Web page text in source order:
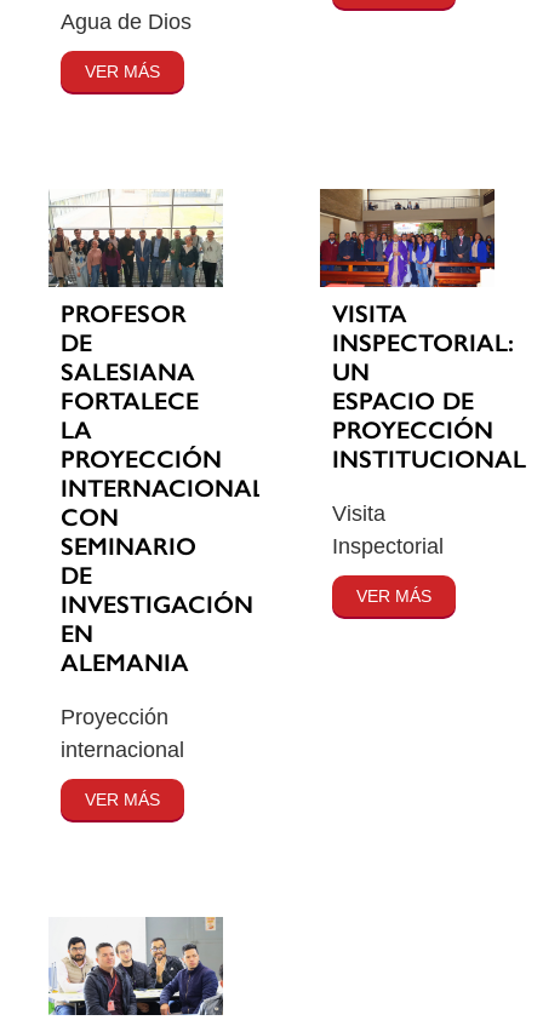
Agua de Dios
VER MÁS
PROFESOR
DE
SALESIANA
FORTALECE
LA
PROYECCIÓN
INTERNACIONAL
CON
SEMINARIO
DE
INVESTIGACIÓN
EN
ALEMANIA
Proyección
internacional
VER MÁS
VISITA
INSPECTORIAL:
UN
ESPACIO DE
PROYECCIÓN
INSTITUCIONAL
Visita
Inspectorial
VER MÁS